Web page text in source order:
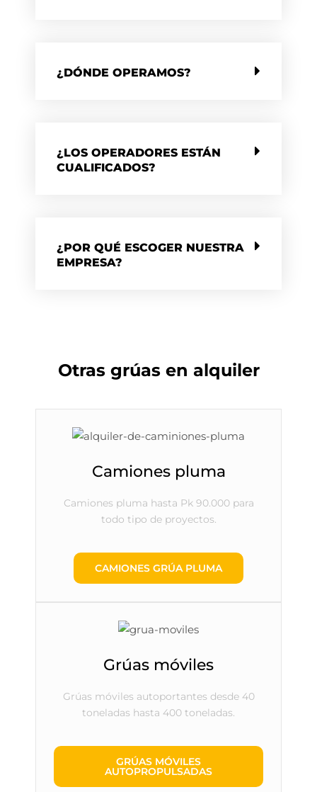
¿DÓNDE OPERAMOS?
¿LOS OPERADORES ESTÁN
CUALIFICADOS?
¿POR QUÉ ESCOGER NUESTRA
EMPRESA?
Otras grúas en alquiler
Camiones pluma
Camiones pluma hasta Pk 90.000 para
todo tipo de proyectos.
CAMIONES GRÚA PLUMA
Grúas móviles
Grúas móviles autoportantes desde 40
toneladas hasta 400 toneladas.
GRÚAS MÓVILES
AUTOPROPULSADAS